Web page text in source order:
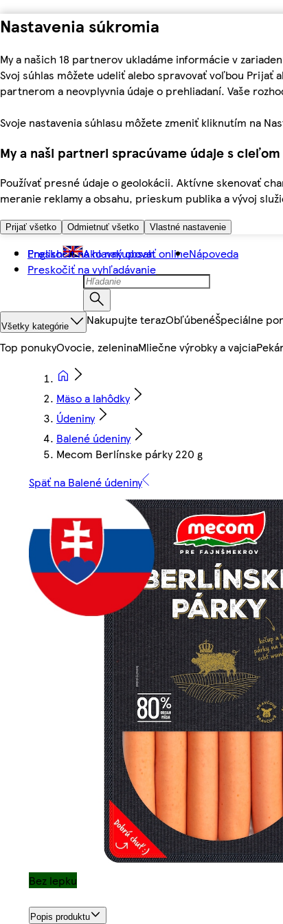
Nastavenia súkromia
My a našich 18 partnerov ukladáme informácie v
Svoj súhlas môžete udeliť alebo spravovať voľbou Prijať
partnerom a neovplyvnia údaje o prehliadaní. Vaše
Svoje nastavenia súhlasu môžete zmeniť kliknutím na
My a naši partneri spracúvame údaje s cieľom
Používať presné údaje o geolokácii. Aktívne skenovať
meranie reklamy a obsahu, prieskum publika a vývoj
Prijať všetko Odmietnuť všetko Vlastné nastavenie
Preskočiť na hlavný obsah
Preskočiť na vyhľadávanie
English Ako nakupovať onlineNápoveda
Všetky kategórie Nakupujte terazObľúbenéŠpeciálne
Top ponukyOvocie, zeleninaMliečne výrobky a vajcia
Mäso a lahôdky
Údeniny
Balené údeniny
Mecom Berlínske párky 220 g
Späť na Balené údeniny
Bez lepku
Popis produktu